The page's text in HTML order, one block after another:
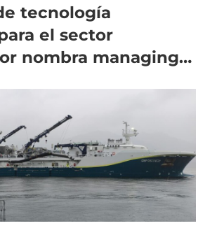
tecnología
el sector
nombra managing